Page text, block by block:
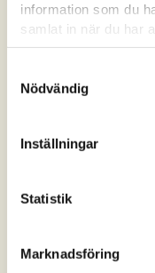
information som du
samlat in när du har
hur vi hanterar
Nödvändig
Inställningar
Statistik
Marknadsföring
Vill ni att
er?
skräddarsy
och behov.
tillsammans
igång